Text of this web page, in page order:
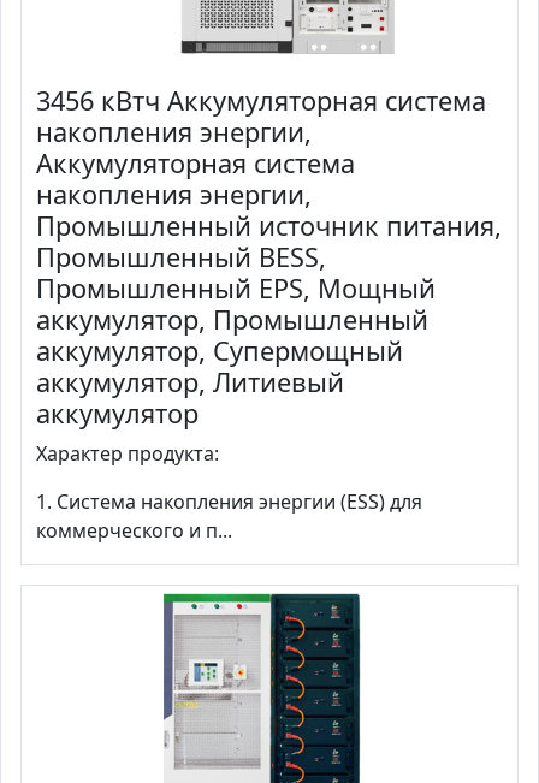
3456 кВтч Аккумуляторная система
накопления энергии,
Аккумуляторная система
накопления энергии,
Промышленный источник питания,
Промышленный BESS,
Промышленный EPS, Мощный
аккумулятор, Промышленный
аккумулятор, Супермощный
аккумулятор, Литиевый
аккумулятор
Характер продукта:
1. Система накопления энергии (ESS) для
коммерческого и п...